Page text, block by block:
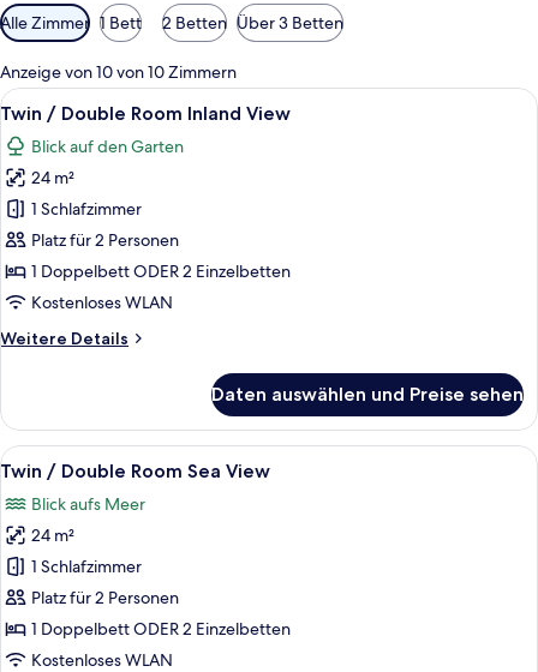
Verfügbare
Filter
für
Zimmer
Alle Zimmer 1 Bett 2 Betten Über 3 Betten
Anzeige von 10 von 10 Zimmern
Alle
Fotos
für
Twin
/
Double
Room
Inland
anzeigen
Schreibtisch, Bügeleisen/Bügelbrett,
4
Twin / Double Room Inland View
Blick auf den Garten
24 m²
1 Schlafzimmer
Platz für 2 Personen
1 Doppelbett ODER 2 Einzelbetten
Kostenloses WLAN
Weitere Details
Weitere
/
Double
Room
View
Daten auswählen und Preise sehen
Alle
Fotos
für
Twin
/
Double
Room
Sea
Twin / Double Room Sea View |
5
Twin / Double Room Sea View
Blick aufs Meer
24 m²
1 Schlafzimmer
Platz für 2 Personen
1 Doppelbett ODER 2 Einzelbetten
Kostenloses WLAN